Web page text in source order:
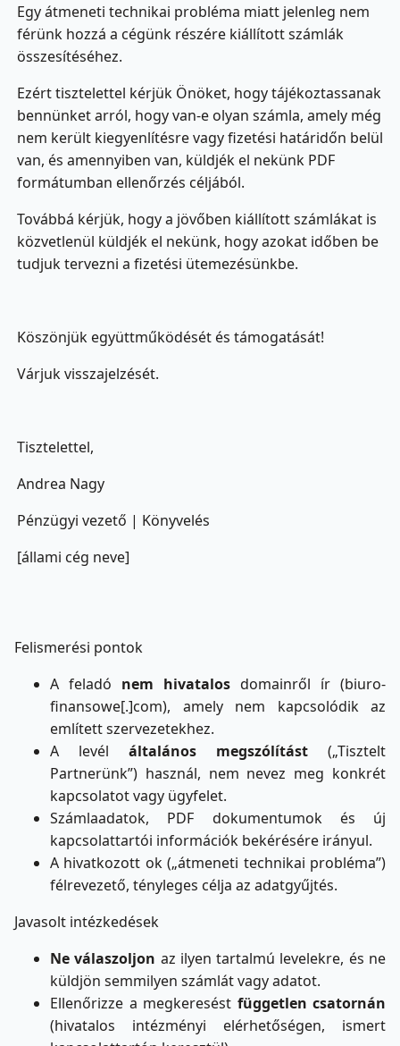
Egy átmeneti technikai probléma miatt jelenleg nem
férünk hozzá a cégünk részére kiállított számlák
összesítéséhez.
Ezért tisztelettel kérjük Önöket, hogy tájékoztassanak
bennünket arról, hogy van-e olyan számla, amely még
nem került kiegyenlítésre vagy fizetési határidőn belül
van, és amennyiben van, küldjék el nekünk PDF
formátumban ellenőrzés céljából.
Továbbá kérjük, hogy a jövőben kiállított számlákat is
közvetlenül küldjék el nekünk, hogy azokat időben be
tudjuk tervezni a fizetési ütemezésünkbe.
Köszönjük együttműködését és támogatását!
Várjuk visszajelzését.
Tisztelettel,
Andrea Nagy
Pénzügyi vezető | Könyvelés
[állami cég neve]
Felismerési pontok
A feladó nem hivatalos domainről ír (biuro-
finansowe[.]com), amely nem kapcsolódik az
említett szervezetekhez.
A levél általános megszólítást („Tisztelt
Partnerünk”) használ, nem nevez meg konkrét
kapcsolatot vagy ügyfelet.
Számlaadatok, PDF dokumentumok és új
kapcsolattartói információk bekérésére irányul.
A hivatkozott ok („átmeneti technikai probléma”)
félrevezető, tényleges célja az adatgyűjtés.
Javasolt intézkedések
Ne válaszoljon az ilyen tartalmú levelekre, és ne
küldjön semmilyen számlát vagy adatot.
Ellenőrizze a megkeresést független csatornán
(hivatalos intézményi elérhetőségen, ismert